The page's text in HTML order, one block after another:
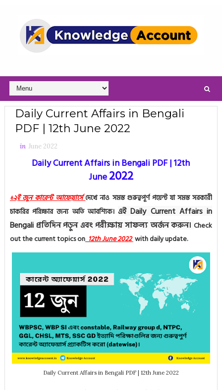
Daily Current Affairs in Bengali
PDF | 12th June 2022
in June 2022
Daily Current Affairs in Bengali PDF | 12th
June2022
১২ই জুন কারেন্ট আফেয়ার্সেদেখে নাও সমস্ত গুরুত্বপূর্ণ পয়েন্ট যা সমস্ত সরকারী
চাকরির পরিক্ষার জন্য অতি আবশ্যিক।এই Daily Current Affairs in
Bengali প্রতিদিন পড়ুন এবং পরীক্ষায় সাফল্য অর্জন করুন। Check
out the current topics on12thJune2022with daily update.
Daily Current Affairs in Bengali PDF | 12th June 2022